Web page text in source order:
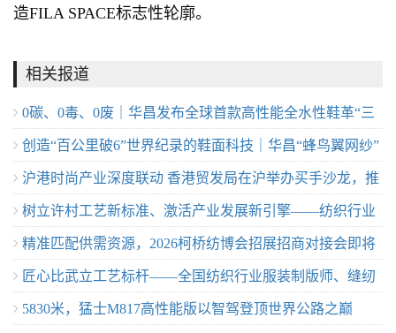
造FILA SPACE标志性轮廓。
相关报道
0碳、0毒、0废｜华昌发布全球首款高性能全水性鞋革“三
零生态皮”
创造“百公里破6”世界纪录的鞋面科技｜华昌“蜂鸟翼网纱”
定义极致轻量
沪港时尚产业深度联动 香港贸发局在沪举办买手沙龙，推
动业界交流
树立许村工艺新标准、激活产业发展新引擎——纺织行业
服装制版师/缝纫工（服装制作工）职业技能竞赛许村选拔
赛圆满收官！
精准匹配供需资源，2026柯桥纺博会招展招商对接会即将
举行！
匠心比武立工艺标杆——全国纺织行业服装制版师、缝纫
工技能竞赛许村选拔赛开赛
5830米，猛士M817高性能版以智驾登顶世界公路之巅